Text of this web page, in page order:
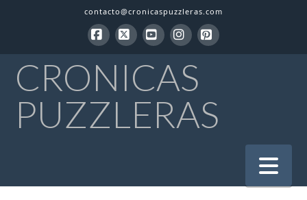
contacto@cronicaspuzzleras.com
CRONICAS
PUZZLERAS